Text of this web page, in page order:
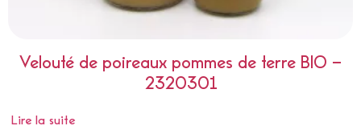
Velouté de poireaux pommes de terre BIO –
2320301
Lire la suite